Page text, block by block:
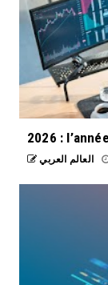
2026 :
العالم العربي